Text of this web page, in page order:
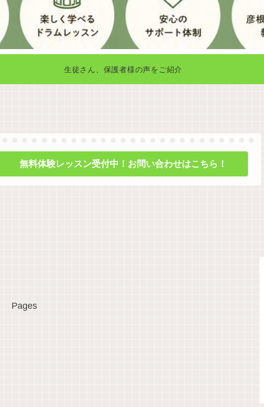
生徒さん、保護者様の声をご紹介
無料体験レッスン受付中！お問い合わせはこちら！
Pages